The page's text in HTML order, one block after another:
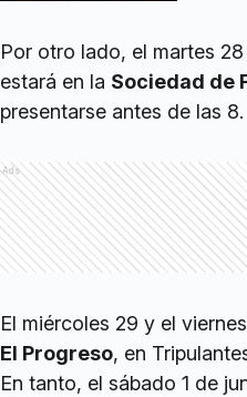
Por otro lado, el martes
estará en la Sociedad de
presentarse antes de las 8.
Ads
El miércoles 29 y el
El Progreso, en
En tanto, el sábado 1 de